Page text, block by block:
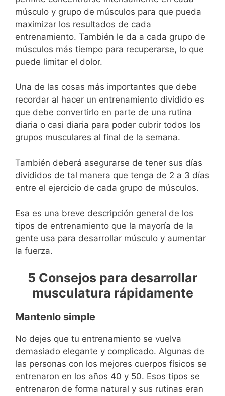
músculo y grupo de músculos para que pueda
maximizar los resultados de cada
entrenamiento. También le da a cada grupo de
músculos más tiempo para recuperarse, lo que
puede limitar el dolor.
Una de las cosas más importantes que debe
recordar al hacer un entrenamiento dividido es
que debe convertirlo en parte de una rutina
diaria o casi diaria para poder cubrir todos los
grupos musculares al final de la semana.
También deberá asegurarse de tener sus días
divididos de tal manera que tenga de 2 a 3 días
entre el ejercicio de cada grupo de músculos.
Esa es una breve descripción general de los
tipos de entrenamiento que la mayoría de la
gente usa para desarrollar músculo y aumentar
la fuerza.
5 Consejos para desarrollar
musculatura rápidamente
Mantenlo simple
No dejes que tu entrenamiento se vuelva
demasiado elegante y complicado. Algunas de
las personas con los mejores cuerpos físicos se
entrenaron en los años 40 y 50. Esos tipos se
entrenaron de forma natural y sus rutinas eran